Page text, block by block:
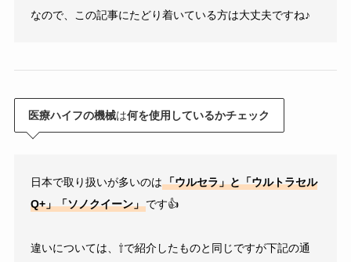
なので、この記事にたどり着いている方は大丈夫ですね♪
医療ハイフの機械は何を使用しているかチェック
日本で取り扱いが多いのは「ウルセラ」と「ウルトラセル
Q+」「ソノクイーン」です👍
違いについては、⇧で紹介したものと同じですが下記の通